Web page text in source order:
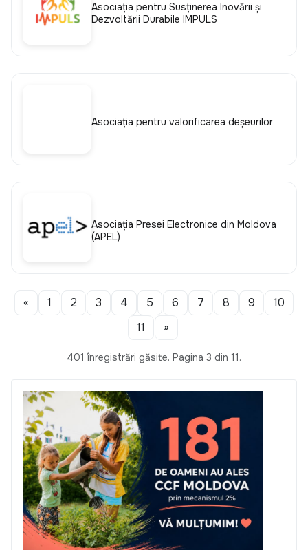
Asociația pentru Susținerea Inovării și
Dezvoltării Durabile IMPULS
Asociaţia pentru valorificarea deşeurilor
Asociația Presei Electronice din Moldova
(APEL)
« 1 2 3 4 5 6 7 8 9
10
11
»
401 înregistrări găsite. Pagina 3 din 11.